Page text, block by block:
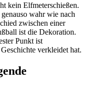
kein Elfmeterschießen.
wahr wie nach
zwischen einer
ist die Dekoration.
Punkt ist
verkleidet hat.